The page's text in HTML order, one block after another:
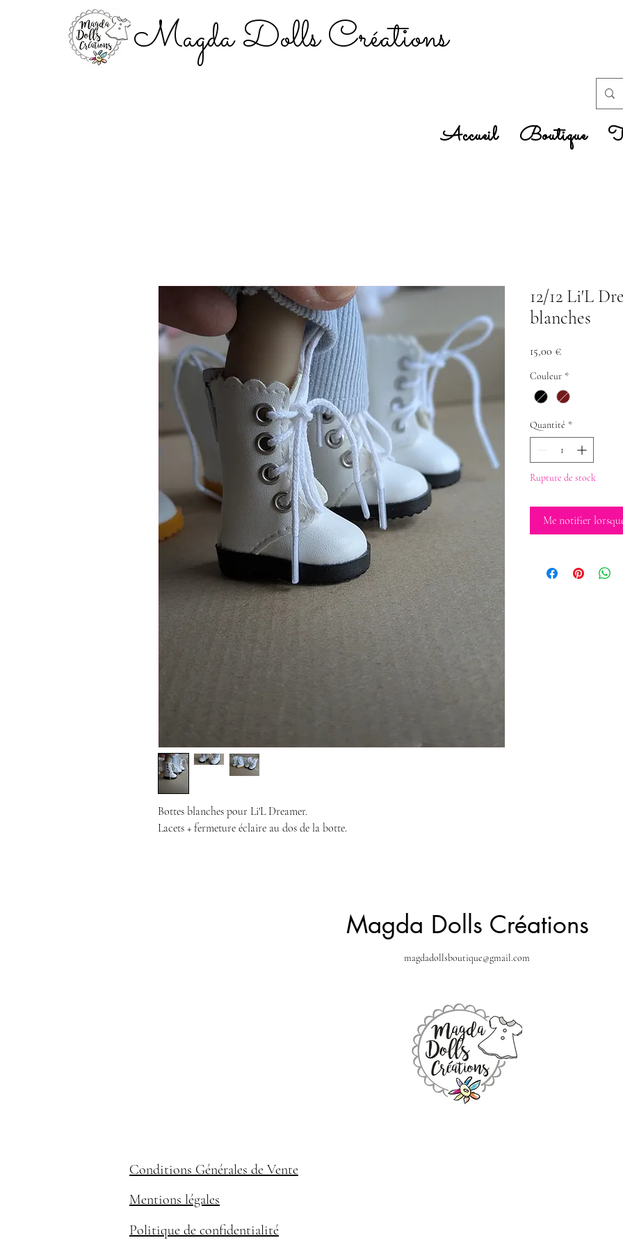
Magda Dolls Créations
Accueil Boutique
Bottes blanches pour Li'L Dreamer.
Lacets + fermeture éclaire au dos de la botte.
12/12 Li'L
blanches
15,00 €Prix
Couleur *
Quantité *
Rupture de stock
Me notifier
Magda Dolls Créations
magdadollsboutique@gmail.com
Conditions Générales de Vente
Mentions légales
Politique de confidentialité